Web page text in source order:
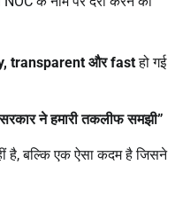
transparent औरfastहो गई
ने हमारी तकलीफ समझी”
है, बल्कि एक ऐसा कदम है जिसने